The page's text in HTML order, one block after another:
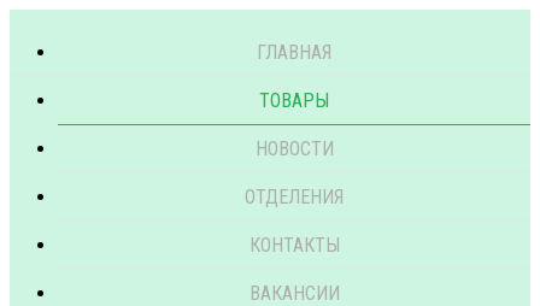
ГЛАВНАЯ
ТОВАРЫ
НОВОСТИ
ОТДЕЛЕНИЯ
КОНТАКТЫ
ВАКАНСИИ